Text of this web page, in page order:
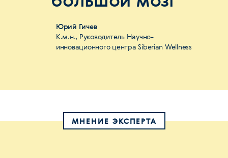
Юрий Гичев
К.м.н., Руководитель Научно-
инновационного центра Siberian Wellness
МНЕНИЕ ЭКСПЕРТА